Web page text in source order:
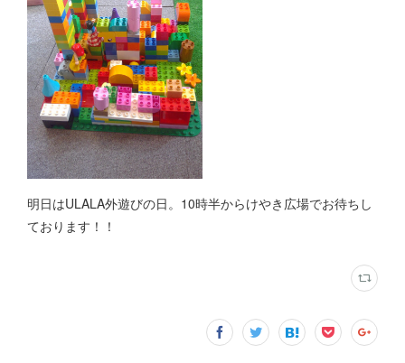
明日はULALA外遊びの日。10時半からけやき広場でお待ちし
ております！！